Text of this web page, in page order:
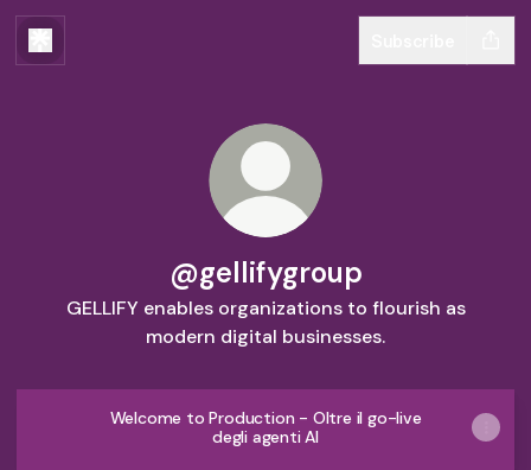
@gellifygroup
GELLIFY enables organizations to flourish as
modern digital businesses.
Welcome to Production - Oltre il go-live
degli agenti AI